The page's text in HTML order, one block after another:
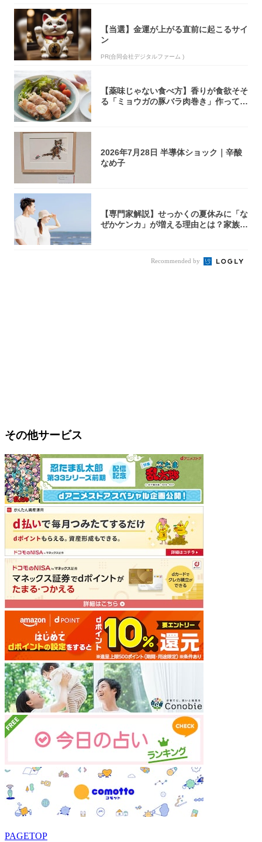
【当選】金運が上がる直前に起こるサイ
ン
PR(合同会社デジタルファーム )
【薬味じゃない食べ方】香りが食欲そそ
る「ミョウガの豚バラ肉巻き」作ってみ
2026年7月28日 半導体ショック｜辛酸
なめ子
【専門家解説】せっかくの夏休みに「な
ぜかケンカ」が増える理由とは？家族・
Recommended by
その他サービス
PAGETOP